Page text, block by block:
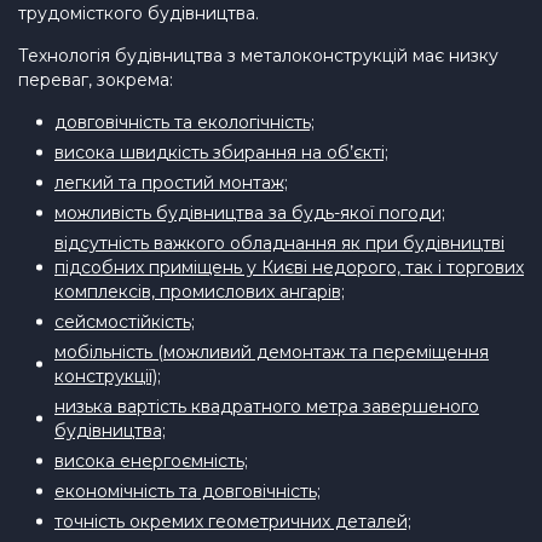
трудомісткого будівництва.
Технологія будівництва з металоконструкцій має низку
переваг, зокрема:
довговічність та екологічність;
висока швидкість збирання на об’єкті;
легкий та простий монтаж;
можливість будівництва за будь-якої погоди;
відсутність важкого обладнання як при будівництві
підсобних приміщень у Києві недорого, так і торгових
комплексів, промислових ангарів;
сейсмостійкість;
мобільність (можливий демонтаж та переміщення
конструкції);
низька вартість квадратного метра завершеного
будівництва;
висока енергоємність;
економічність та довговічність;
точність окремих геометричних деталей;